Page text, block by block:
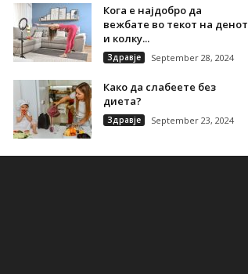
Кога е најдобро да
вежбате во текот на денот
и колку...
Здравје September 28, 2024
Како да слабеете без
диета?
Здравје September 23, 2024